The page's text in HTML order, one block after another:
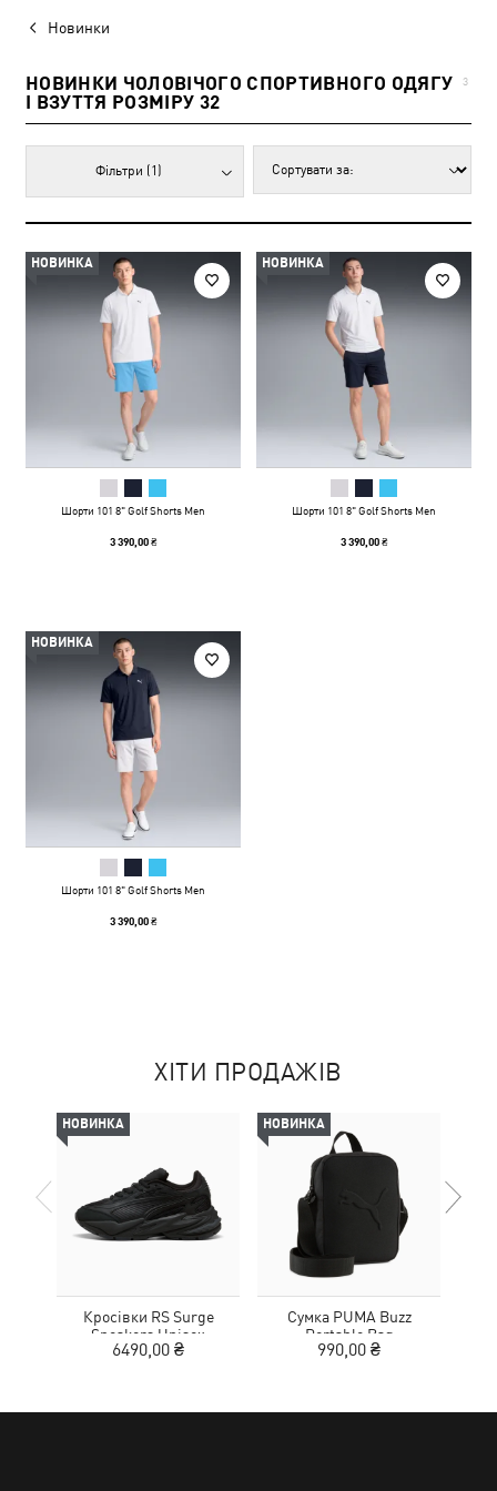
Новинки
НОВИНКИ ЧОЛОВІЧОГО СПОРТИВНОГО ОДЯГУ
І ВЗУТТЯ РОЗМІРУ 32
3
Фільтри (1)
НОВИНКА
Шорти 101 8" Golf Shorts Men
3 390,00 ₴
НОВИНКА
Шорти 101 8" Golf Shorts Men
3 390,00 ₴
НОВИНКА
Шорти 101 8" Golf Shorts Men
3 390,00 ₴
ХІТИ ПРОДАЖІВ
НОВИНКА
Кросівки RS Surge
Sneakers Unisex
6490,00 ₴
НОВИНКА
Сумка PUMA Buzz
Portable Bag
990,00 ₴